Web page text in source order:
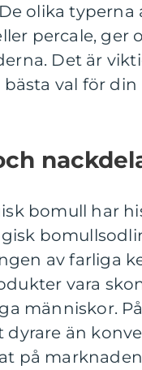
olika typerna
percale, ger
Det är
val för
bomull har
av farliga
vara
människor.
dyrare än
på